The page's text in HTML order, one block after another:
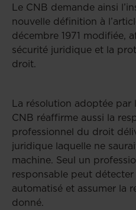
Le CNB demande ainsi
nouvelle définition à
décembre 1971 modifiée,
sécurité juridique et la
droit.
La résolution adoptée par
CNB réaffirme aussi la
professionnel du droit
juridique laquelle ne
machine. Seul un
responsable peut détecter
automatisé et assumer la
donné.